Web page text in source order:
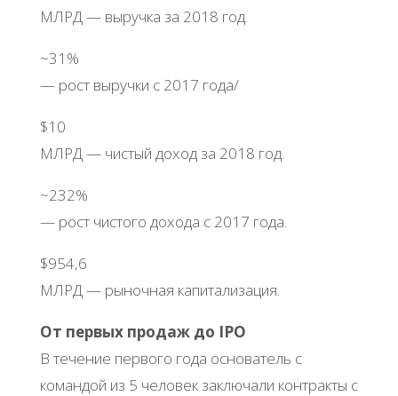
МЛРД — выручка за 2018 год.
~31%
— рост выручки с 2017 года/
$10
МЛРД — чистый доход за 2018 год.
~232%
— рост чистого дохода с 2017 года.
$954,6
МЛРД — рыночная капитализация.
От первых продаж до IPO
В течение первого года основатель с
командой из 5 человек заключали контракты с